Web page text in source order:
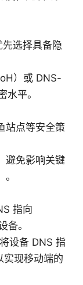
选择具备隐
）或 DNS-
水平。
站点等安全策
避免影响关键
指向
备。
设备 DNS 指
现移动端的